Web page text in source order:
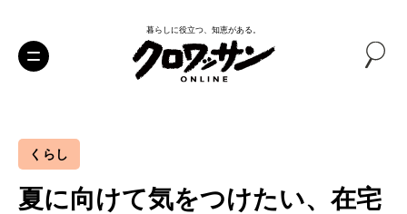
暮らしに役立つ、知恵がある。
くらし
夏に向けて気をつけたい、在宅